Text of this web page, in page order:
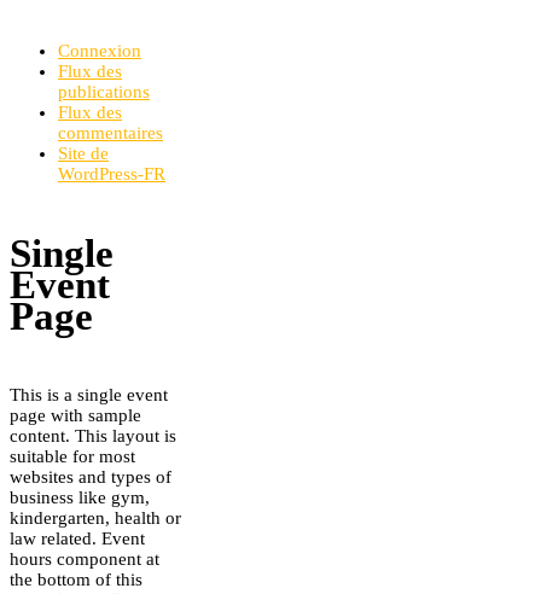
Connexion
Flux des
publications
Flux des
commentaires
Site de
WordPress-FR
Single
Event
Page
This is a single event
page with sample
content. This layout is
suitable for most
websites and types of
business like gym,
kindergarten, health or
law related. Event
hours component at
the bottom of this